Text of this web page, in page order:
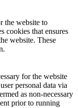
the website to
cookies that ensures
website. These
for the website
personal data via
as non-necessary
prior to running